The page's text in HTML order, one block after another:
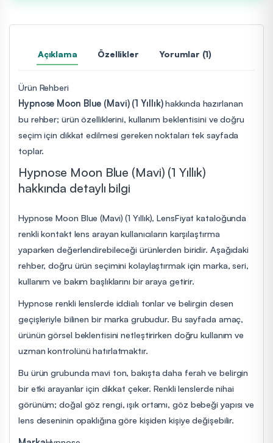
Açıklama Özellikler Yorumlar (1)
Ürün Rehberi
Hypnose Moon Blue (Mavi) (1 Yıllık)hakkında hazırlanan
bu rehber; ürün özelliklerini, kullanım beklentisini ve doğru
seçim için dikkat edilmesi gereken noktaları tek sayfada
toplar.
Hypnose Moon Blue (Mavi) (1 Yıllık)
hakkında detaylı bilgi
Hypnose Moon Blue (Mavi) (1 Yıllık), LensFiyat kataloğunda
renkli kontakt lens arayan kullanıcıların karşılaştırma
yaparken değerlendirebileceği ürünlerden biridir. Aşağıdaki
rehber, doğru ürün seçimini kolaylaştırmak için marka, seri,
kullanım ve bakım başlıklarını bir araya getirir.
Hypnose renkli lenslerde iddialı tonlar ve belirgin desen
geçişleriyle bilinen bir marka grubudur. Bu sayfada amaç,
ürünün görsel beklentisini netleştirirken doğru kullanım ve
uzman kontrolünü hatırlatmaktır.
Bu ürün grubunda mavi ton, bakışta daha ferah ve belirgin
bir etki arayanlar için dikkat çeker. Renkli lenslerde nihai
görünüm; doğal göz rengi, ışık ortamı, göz bebeği yapısı ve
lens deseninin opaklığına göre kişiden kişiye değişebilir.